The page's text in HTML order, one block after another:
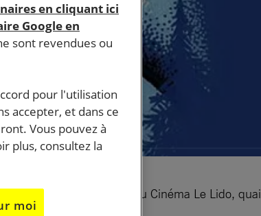
h 30 le 27 novembre au Cinéma Le Lido, quai
en cliquant ici
Google en
sont revendues ou
pour l'utilisation
accepter, et dans ce
Vous pouvez à
plus, consultez la
moi